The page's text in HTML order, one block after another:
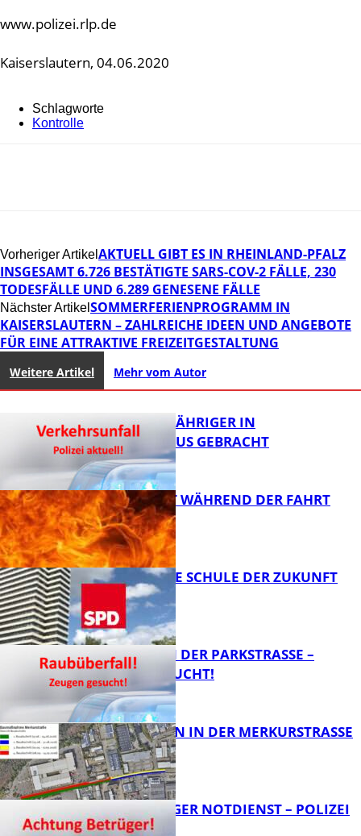
www.polizei.rlp.de
Kaiserslautern, 04.06.2020
Schlagworte
Kontrolle
Vorheriger Artikel AKTUELL GIBT ES IN RHEINLAND-PFALZ
INSGESAMT 6.726 BESTÄTIGTE SARS-COV-2 FÄLLE, 230
TODESFÄLLE UND 6.289 GENESENE FÄLLE
Nächster Artikel SOMMERFERIENPROGRAMM IN
KAISERSLAUTERN – ZAHLREICHE IDEEN UND ANGEBOTE
FÜR EINE ATTRAKTIVE FREIZEITGESTALTUNG
Weitere Artikel Mehr vom Autor
FB News
UNFALL: 58-JÄHRIGER IN
KRANKENHAUS GEBRACHT
FB News
AUTO FÄNGT WÄHREND DER FAHRT
FEUER
WIE SIEHT DIE SCHULE DER ZUKUNFT
AUS?
FB News
ÜBERFALL IN DER PARKSTRASSE – Z
EUGEN GESUCHT!
BAUARBEITEN IN DER MERKURSTRASSE
FRAGWÜRDIGER NOTDIENST – POLIZEI
WARNT